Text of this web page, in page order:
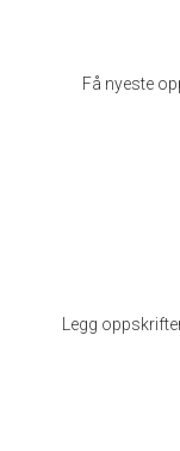
Få nyeste
Legg